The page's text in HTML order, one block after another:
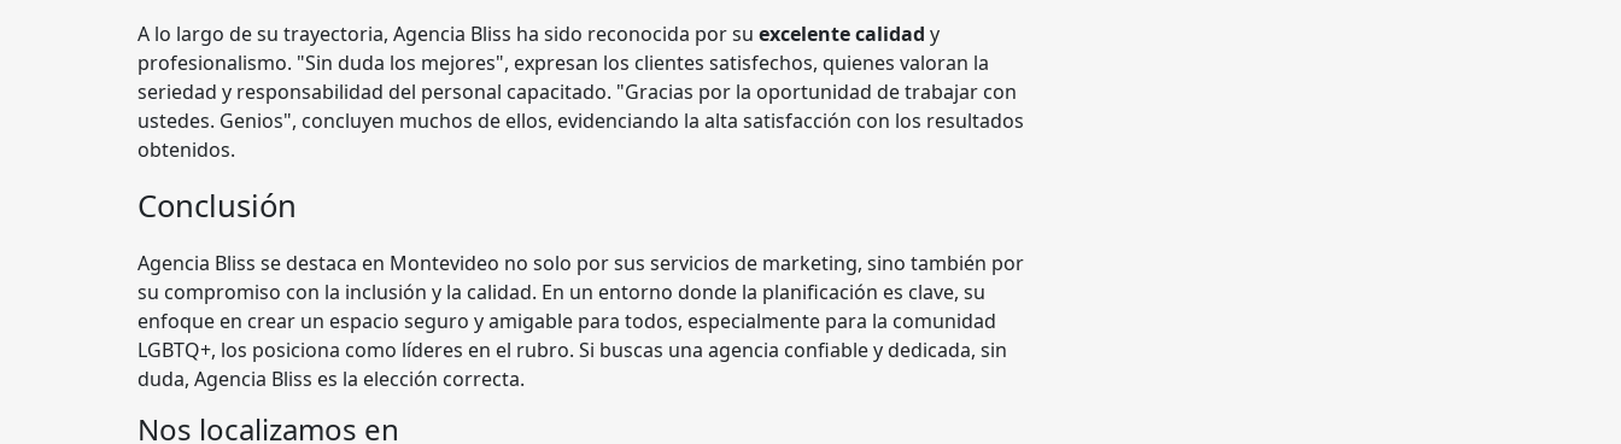
A lo largo de su trayectoria, Agencia Bliss ha sido reconocida por su excelente calidad y
profesionalismo. "Sin duda los mejores", expresan los clientes satisfechos, quienes valoran la
seriedad y responsabilidad del personal capacitado. "Gracias por la oportunidad de trabajar con
ustedes. Genios", concluyen muchos de ellos, evidenciando la alta satisfacción con los resultados
obtenidos.
Conclusión
Agencia Bliss se destaca en Montevideo no solo por sus servicios de marketing, sino también por
su compromiso con la inclusión y la calidad. En un entorno donde la planificación es clave, su
enfoque en crear un espacio seguro y amigable para todos, especialmente para la comunidad
LGBTQ+, los posiciona como líderes en el rubro. Si buscas una agencia confiable y dedicada, sin
duda, Agencia Bliss es la elección correcta.
Nos localizamos en